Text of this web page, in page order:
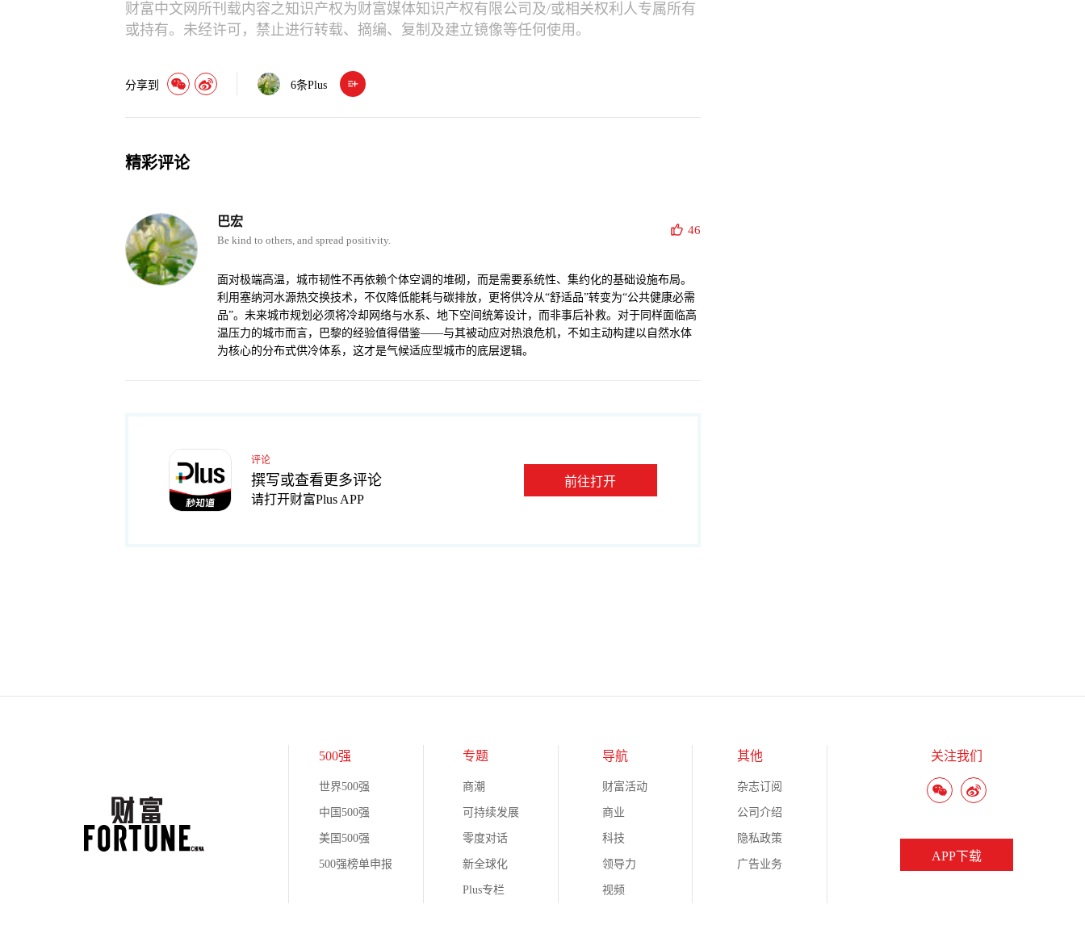
财富中文网所刊载内容之知识产权为财富媒体知识产权有限公司及/或相关权利人专属所有
或持有。未经许可，禁止进行转载、摘编、复制及建立镜像等任何使用。
分享到 6条Plus
精彩评论
巴宏
Be kind to others, and spread positivity.
46
面对极端高温，城市韧性不再依赖个体空调的堆砌，而是需要系统性、集约化的基础设施布局。
利用塞纳河水源热交换技术，不仅降低能耗与碳排放，更将供冷从“舒适品”转变为“公共健康必需
品”。未来城市规划必须将冷却网络与水系、地下空间统筹设计，而非事后补救。对于同样面临高
温压力的城市而言，巴黎的经验值得借鉴——与其被动应对热浪危机，不如主动构建以自然水体
为核心的分布式供冷体系，这才是气候适应型城市的底层逻辑。
评论
撰写或查看更多评论
请打开财富Plus APP
前往打开
500强
世界500强
中国500强
美国500强
500强榜单申报
专题
商潮
可持续发展
零度对话
新全球化
Plus专栏
导航
财富活动
商业
科技
领导力
视频
其他
杂志订阅
公司介绍
隐私政策
广告业务
关注我们
APP下载